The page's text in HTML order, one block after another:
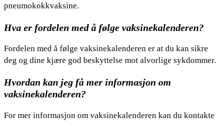
pneumokokkvaksine.
Hva er fordelen med å følge vaksinekalenderen?
Fordelen med å følge vaksinekalenderen er at du kan sikre
deg og dine kjære god beskyttelse mot alvorlige sykdommer.
Hvordan kan jeg få mer informasjon om
vaksinekalenderen?
For mer informasjon om vaksinekalenderen kan du kontakte